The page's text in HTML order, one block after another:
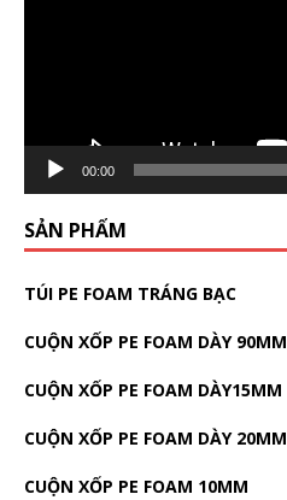
00:00
SẢN PHẨM
TÚI PE FOAM TRÁNG BẠC
CUỘN XỐP PE FOAM DÀY 90MM
CUỘN XỐP PE FOAM DÀY15MM
CUỘN XỐP PE FOAM DÀY 20MM
CUỘN XỐP PE FOAM 10MM